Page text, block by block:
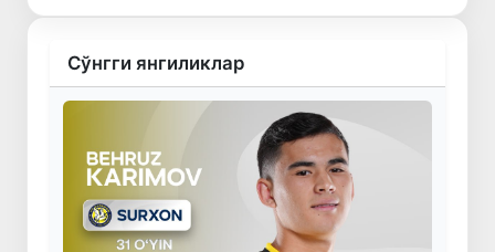
Сўнгги янгиликлар